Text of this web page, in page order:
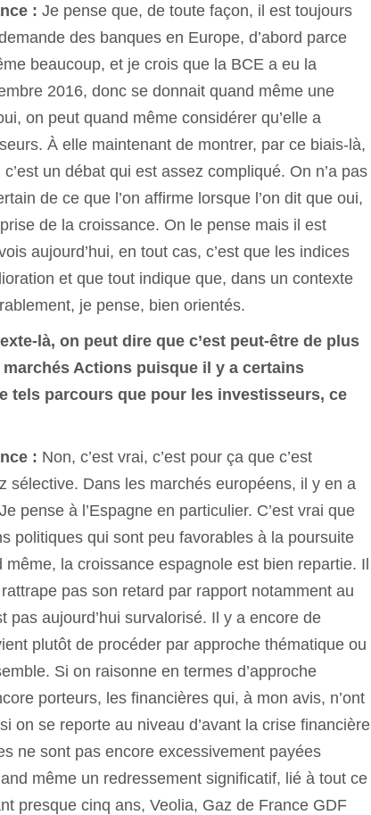
: Je pense que, de toute façon, il est toujours
des banques en Europe, d’abord parce
beaucoup, et je crois que la BCE a eu la
2016, donc se donnait quand même une
on peut quand même considérer qu’elle a
À elle maintenant de montrer, par ce biais-là,
un débat qui est assez compliqué. On n’a pas
de ce que l’on affirme lorsque l’on dit que oui,
de la croissance. On le pense mais il est
aujourd’hui, en tout cas, c’est que les indices
et que tout indique que, dans un contexte
je pense, bien orientés.
là, on peut dire que c’est peut-être de plus
Actions puisque il y a certains
tels parcours que pour les investisseurs, ce
: Non, c’est vrai, c’est pour ça que c’est
sélective. Dans les marchés européens, il y en a
pense à l’Espagne en particulier. C’est vrai que
politiques qui sont peu favorables à la poursuite
même, la croissance espagnole est bien repartie. Il
pas son retard par rapport notamment au
pas aujourd’hui survalorisé. Il y a encore de
plutôt de procéder par approche thématique ou
Si on raisonne en termes d’approche
porteurs, les financières qui, à mon avis, n’ont
on se reporte au niveau d’avant la crise financière
ne sont pas encore excessivement payées
même un redressement significatif, lié à tout ce
presque cinq ans, Veolia, Gaz de France GDF